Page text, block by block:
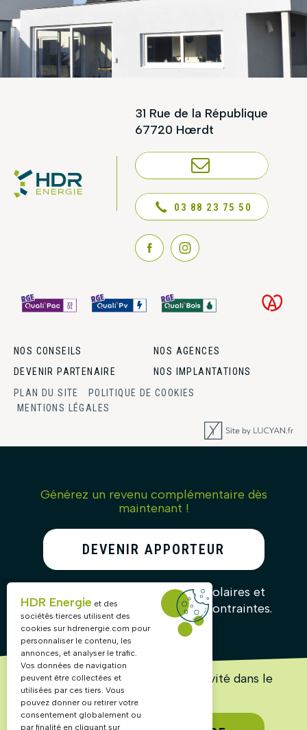
31 Rue de la République
67720 Hœrdt
NOUS CONTACTER
03 88 23 75 50
NOS CONSEILS
NOS AGENCES
DEVENIR PARTENAIRE
NOS IMPLANTATIONS
PLAN DU SITE
POLITIQUE DE COOKIES
MENTIONS LÉGALES
Générez un revenu complémentaire dès
maintenant !
DEVENIR APPORTEUR
D’AFFAIRES
Recommandez nos solutions solaires et
gagnez des commissions sans contraintes.
Lancez ou accélérez votre activité dans le
HDR Energie et des
sociétés tierces utilisent des
cookies sur hdrenergie.com pour
personnaliser le contenu, les
annonces, et analyser le trafic.
Vos données de navigation
peuvent être collectées et
utilisées par ces tiers. Vous
pouvez donner ou retirer votre
consentement globalement ou
par finalité en cliquant sur